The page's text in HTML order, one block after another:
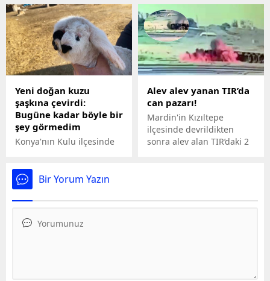
Malatya'da düzenlenen
mitingde açıklamalarda
bulunuyor.
Sinem G., eski kocası Fatih
Kalafat'ın (50) silahlı
saldırısına uğradı.
Çevrede paniğe neden
olan olayda kurşunun
isabet ettiği Ö.T.
ayağından yaralanırken,
olaydan sonra tabanca ile
intihar etti.
Yeni doğan kuzu
şaşkına çevirdi:
Bugüne kadar böyle bir
şey görmedim
Konya'nın Kulu ilçesinde
kuzu, sahibini şaşkına
çevirdi.
Alev alev yanan TIR’da
can pazarı!
Mardin'in Kızıltepe
ilçesinde devrildikten
sonra alev alan TIR’daki 2
Bir Yorum Yazın